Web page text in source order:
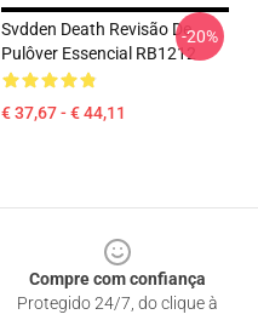
Svdden Death Revisão De
Pulôver Essencial RB1212
€ 37,67 - € 44,11
-20%
Compre com confiança
Protegido 24/7, do clique à